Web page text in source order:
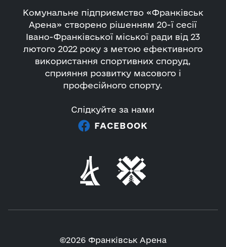
Комунальне підприємство «Франківськ
Арена» створено рішенням 20-ї сесії
Івано-Франківської міської ради від 23
лютого 2022 року з метою ефективного
використання спортивних споруд,
сприяння розвитку масового і
професійного спорту.
Слідкуйте за нами
FACEBOOK
©2026 Франківськ Арена